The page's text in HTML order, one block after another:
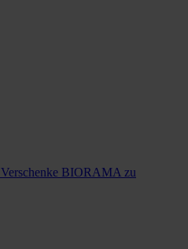
Verschenke BIORAMA zu